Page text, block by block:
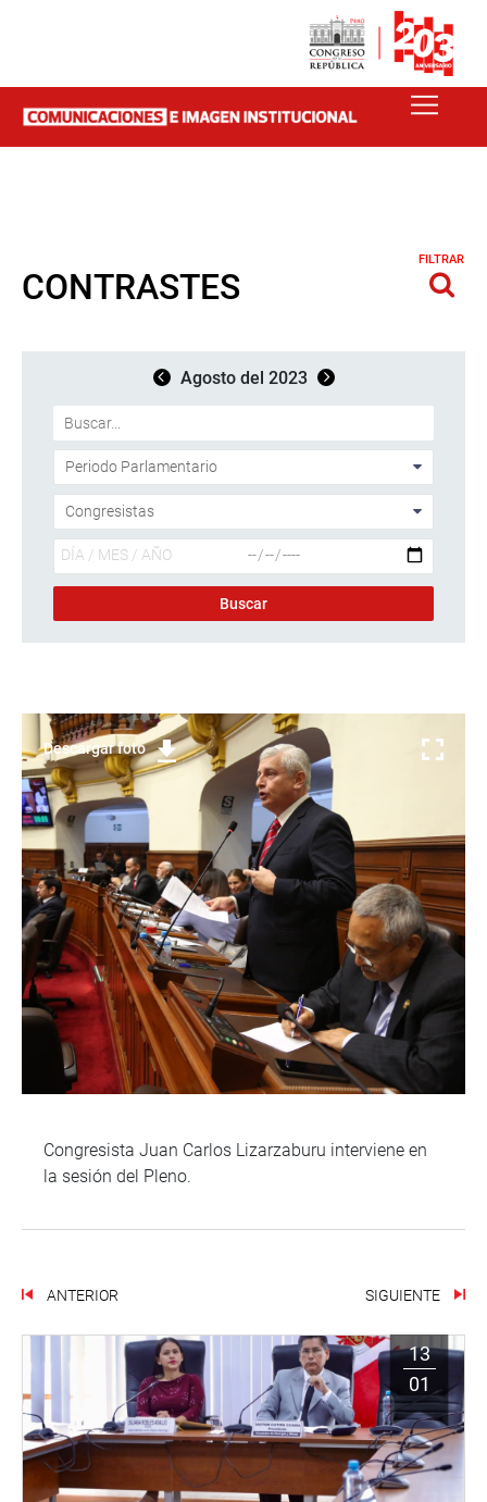
CONTRASTES
FILTRAR
Agosto del 2023
Descargar foto
Congresista Juan Carlos Lizarzaburu interviene en
la sesión del Pleno.
ANTERIOR SIGUIENTE
13
01